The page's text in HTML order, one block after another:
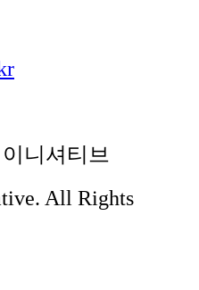
니셔티브
All Rights